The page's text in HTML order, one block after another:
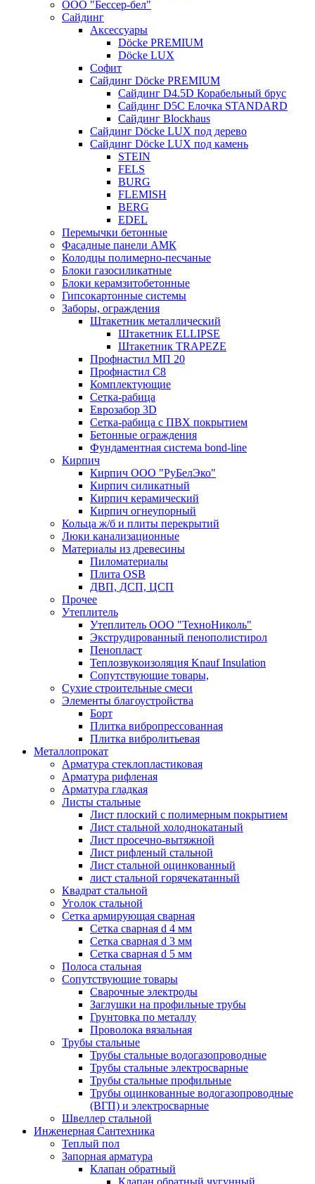
ООО "Бессер-бел"
Сайдинг
Аксессуары
Döcke PREMIUM
Döcke LUX
Софит
Сайдинг Döcke PREMIUM
Сайдинг D4.5D Корабельный брус
Сайдинг D5С Елочка STANDARD
Сайдинг Blockhaus
Сайдинг Döcke LUX под дерево
Сайдинг Döcke LUX под камень
STEIN
FELS
BURG
FLEMISH
BERG
EDEL
Перемычки бетонные
Фасадные панели АМК
Колодцы полимерно-песчаные
Блоки газосиликатные
Блоки керамзитобетонные
Гипсокартонные системы
Заборы, ограждения
Штакетник металлический
Штакетник ELLIPSE
Штакетник TRAPEZE
Профнастил МП 20
Профнастил С8
Комплектующие
Сетка-рабица
Еврозабор 3D
Сетка-рабица с ПВХ покрытием
Бетонные ограждения
Фундаментная система bond-line
Кирпич
Кирпич ООО "РуБелЭко"
Кирпич силикатный
Кирпич керамический
Кирпич огнеупорный
Кольца ж/б и плиты перекрытий
Люки канализационные
Материалы из древесины
Пиломатериалы
Плита OSB
ДВП, ДСП, ЦСП
Прочее
Утеплитель
Утеплитель ООО "ТехноНиколь"
Экструдированный пенополистирол
Пенопласт
Теплозвукоизоляция Knauf Insulation
Сопутствующие товары,
Сухие строительные смеси
Элементы благоустройства
Борт
Плитка вибропрессованная
Плитка вибролитьевая
Металлопрокат
Арматура стеклопластиковая
Арматура рифленая
Арматура гладкая
Листы стальные
Лист плоский с полимерным покрытием
Лист стальной холоднокатаный
Лист просечно-вытяжной
Лист рифленый стальной
Лист стальной оцинкованный
лист стальной горячекатанный
Квадрат стальной
Уголок стальной
Сетка армирующая сварная
Сетка сварная d 4 мм
Сетка сварная d 3 мм
Сетка сварная d 5 мм
Полоса стальная
Сопутствующие товары
Сварочные электроды
Заглушки на профильные трубы
Грунтовка по металлу
Проволока вязальная
Трубы стальные
Трубы стальные водогазопроводные
Трубы стальные электросварные
Трубы стальные профильные
Трубы оцинкованные водогазопроводные
(ВГП) и электросварные
Швеллер стальной
Инженерная Сантехника
Теплый пол
Запорная арматура
Клапан обратный
Клапан обратный чугунный